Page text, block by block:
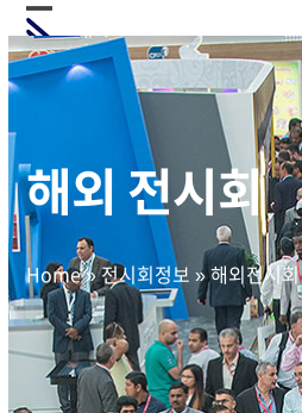
Skip
to
content
Open
mobile
Close
mobile
해외 전시회
Home»전시회정보 »해외전시회